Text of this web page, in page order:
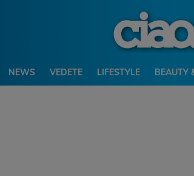
NEWS VEDETE LIFESTYLE BEAUTY